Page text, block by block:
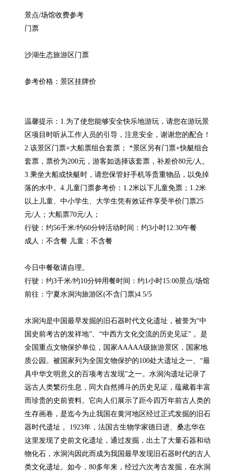
景点/场馆收费参考
门票
沙湖生态旅游区门票
参考价格：景区挂牌价
温馨提示：1.为了使您能够安全快乐地游玩，请您在游玩景
区项目时听从工作人员的引导，注意安全，谢谢您的配合！
2.该景区门票+大船票组合套票； *景区另有门票+快艇组合
套票，票价为200元，游客如选择该套票，补差价80元/人。
3.乘坐大船或快艇时，请您保管好手机等贵重物品，以免掉
落的水中。4.儿童门票参考价：1.2米以下儿童免票；1.2米
以上儿童、中小学生、大学生凭有效证件享受半价门票25
元/人；大船票70元/人；
行驶：约56千米/约60分钟活动时间：约3小时12:30午餐
成人：不含餐 儿童：不含餐
今日中餐敬请自理。
行驶：约3千米/约10分钟用餐时间：约1小时15:00景点/场馆
前往：宁夏水洞沟旅游区(不含门票)4.5/5
水洞沟是中国最早发掘的旧石器时代文化遗址，被誉为“中
国史前考古的发祥地”、“中西方文化交流的历史见证” 。是
全国重点文物保护单位，国家AAAAA级旅游景区，国家地
质公园。被国家列为全国文物保护的100处大遗址之一、“最
具中华文明意义的百项考古发现”之一。水洞沟遗址记录了
远古人类繁衍生息，同大自然搏斗的历史见证，蕴藏着丰富
而珍贵的史前资料。它向人们展示了距今四万年前古人类的
生存画卷，是迄今为止我国在黄河地区经过正式发掘的旧石
器时代遗址 。1923年，法国古生物学家德日进、桑志华在
这里发现了史前文化遗址，通过发掘，出土了大量石器和动
物化石，水洞沟因此而成为我国最早发现旧石器时代的古人
类文化遗址。如今，80多年来，经过六次考古发掘，在水洞